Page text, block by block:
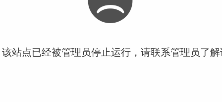
站点已经被管理员停止运行，请联系管理员了